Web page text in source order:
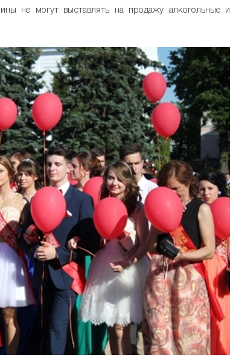
не могут выставлять на продажу алкогольные и